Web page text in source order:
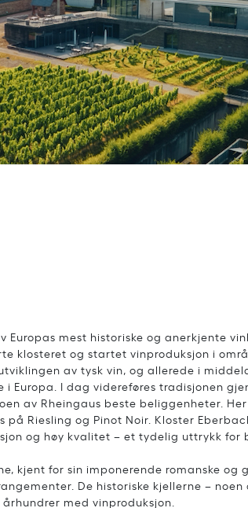
Europas mest historiske og anerkjente
klosteret og startet vinproduksjon i
av tysk vin, og allerede i
Europa. I dag videreføres tradisjonen
av Rheingaus beste beliggenheter.
Riesling og Pinot Noir. Kloster
og høy kvalitet – et tydelig uttrykk for
kjent for sin imponerende romanske og
De historiske kjellerne – noen
med vinproduksjon.